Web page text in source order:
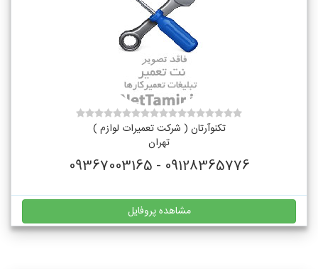
تکنوآرتان ( شرکت تعمیرات لوازم )
تهران
09128365776 - 09367003165
مشاهده پروفایل